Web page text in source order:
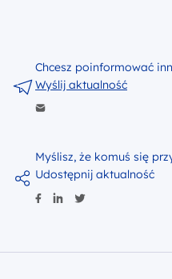
Myślisz, że komuś się
Udostępnij aktualność
Chcesz poinformować
Wyślij aktualność